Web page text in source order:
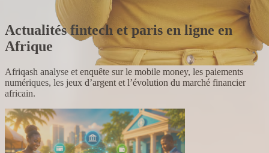
Actualités fintech et paris en ligne en
Afrique
Afriqash analyse et enquête sur le mobile money, les paiements
numériques, les jeux d’argent et l’évolution du marché financier
africain.